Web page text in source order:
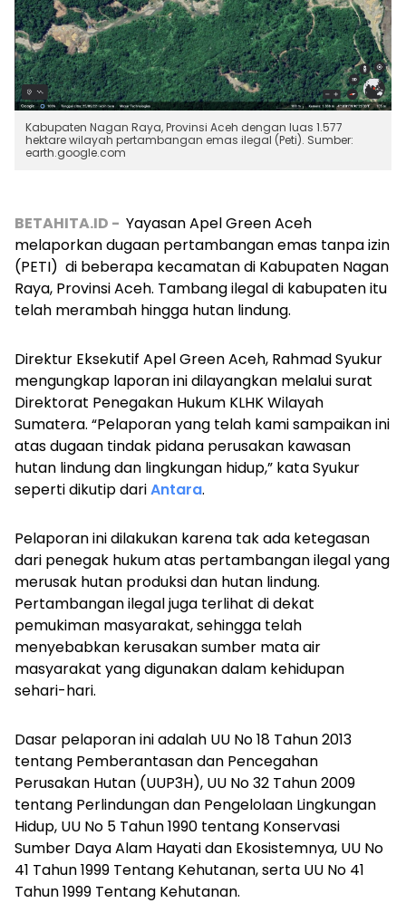
Kabupaten Nagan Raya, Provinsi Aceh dengan luas 1.577
hektare wilayah pertambangan emas ilegal (Peti). Sumber:
earth.google.com
BETAHITA.ID - Yayasan Apel Green Aceh
melaporkan dugaan pertambangan emas tanpa izin
(PETI) di beberapa kecamatan di Kabupaten Nagan
Raya, Provinsi Aceh. Tambang ilegal di kabupaten itu
telah merambah hingga hutan lindung.
Direktur Eksekutif Apel Green Aceh, Rahmad Syukur
mengungkap laporan ini dilayangkan melalui surat
Direktorat Penegakan Hukum KLHK Wilayah
Sumatera. “Pelaporan yang telah kami sampaikan ini
atas dugaan tindak pidana perusakan kawasan
hutan lindung dan lingkungan hidup,” kata Syukur
seperti dikutip dariAntara.
Pelaporan ini dilakukan karena tak ada ketegasan
dari penegak hukum atas pertambangan ilegal yang
merusak hutan produksi dan hutan lindung.
Pertambangan ilegal juga terlihat di dekat
pemukiman masyarakat, sehingga telah
menyebabkan kerusakan sumber mata air
masyarakat yang digunakan dalam kehidupan
sehari-hari.
Dasar pelaporan ini adalah UU No 18 Tahun 2013
tentang Pemberantasan dan Pencegahan
Perusakan Hutan (UUP3H), UU No 32 Tahun 2009
tentang Perlindungan dan Pengelolaan Lingkungan
Hidup, UU No 5 Tahun 1990 tentang Konservasi
Sumber Daya Alam Hayati dan Ekosistemnya, UU No
41 Tahun 1999 Tentang Kehutanan, serta UU No 41
Tahun 1999 Tentang Kehutanan.